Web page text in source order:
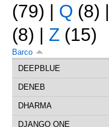
(79) | Q (8) |
(8) | Z (15)
Barco
DEEPBLUE
DENEB
DHARMA
DJANGO ONE